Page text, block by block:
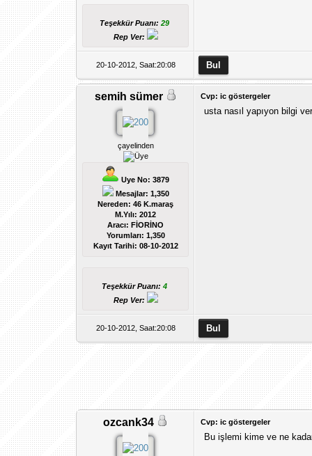
Teşekkür Puanı:29
Rep Ver:
20-10-2012, Saat:20:08
semih sümer
çayelinden
Uye No: 3879
Mesajlar: 1,350
Nereden: 46 K.maraş
M.Yılı: 2012
Aracı: FİORİNO
Yorumları: 1,350
Kayıt Tarihi: 08-10-2012
Teşekkür Puanı:4
Rep Ver:
Cvp: ic göstergeler
usta nasıl yapıyon bilgi
20-10-2012, Saat:20:08
ozcank34 Cvp: ic göstergeler
Bu işlemi kime ve ne